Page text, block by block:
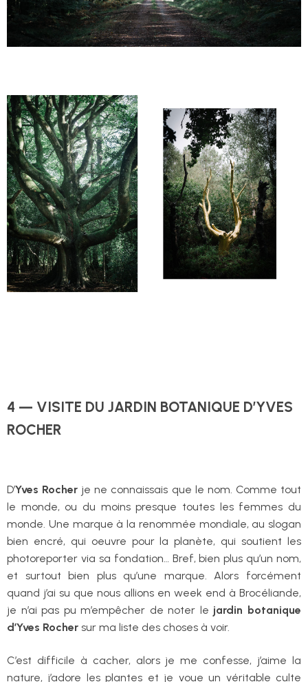
4 — VISITE DU JARDIN BOTANIQUE D’YVES
ROCHER
D’Yves Rocher je ne connaissais que le nom. Comme tout
le monde, ou du moins presque toutes les femmes du
monde. Une marque à la renommée mondiale, au slogan
bien encré, qui oeuvre pour la planète, qui soutient les
photoreporter via sa fondation… Bref, bien plus qu’un nom,
et surtout bien plus qu’une marque. Alors forcément
quand j’ai su que nous allions en week end à Brocéliande,
je n’ai pas pu m’empêcher de noter le jardin botanique
d’Yves Rocher sur ma liste des choses à voir.
C’est difficile à cacher, alors je me confesse, j’aime la
nature, j’adore les plantes et je voue un véritable culte